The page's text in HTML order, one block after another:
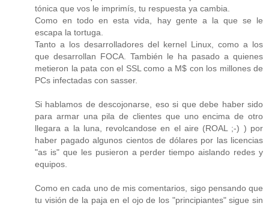
tónica que vos le imprimís, tu respuesta ya cambia.
Como en todo en esta vida, hay gente a la que se le
escapa la tortuga.
Tanto a los desarrolladores del kernel Linux, como a los
que desarrollan FOCA. También le ha pasado a quienes
metieron la pata con el SSL como a M$ con los millones de
PCs infectadas con sasser.
Si hablamos de descojonarse, eso si que debe haber sido
para armar una pila de clientes que uno encima de otro
llegara a la luna, revolcandose en el aire (ROAL ;-) ) por
haber pagado algunos cientos de dólares por las licencias
"as is" que les pusieron a perder tiempo aislando redes y
equipos.
Como en cada uno de mis comentarios, sigo pensando que
tu visión de la paja en el ojo de los "principiantes" sigue sin